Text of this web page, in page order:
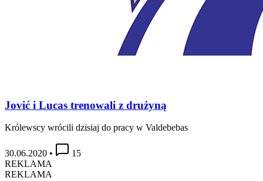
Jović i Lucas trenowali z drużyną
Królewscy wrócili dzisiaj do pracy w Valdebebas
30.06.2020 •
15
REKLAMA
REKLAMA